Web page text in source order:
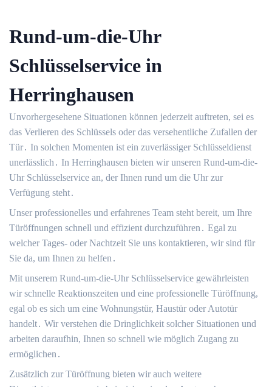
Rund-um-die-Uhr
Schlüsselservice in
Herringhausen
Unvorhergesehene Situationen können jederzeit auftreten, sei es
das Verlieren des Schlüssels oder das versehentliche Zufallen der
Tür․ In solchen Momenten ist ein zuverlässiger Schlüsseldienst
unerlässlich․ In Herringhausen bieten wir unseren Rund-um-die-
Uhr Schlüsselservice an, der Ihnen rund um die Uhr zur
Verfügung steht․
Unser professionelles und erfahrenes Team steht bereit, um Ihre
Türöffnungen schnell und effizient durchzuführen․ Egal zu
welcher Tages- oder Nachtzeit Sie uns kontaktieren, wir sind für
Sie da, um Ihnen zu helfen․
Mit unserem Rund-um-die-Uhr Schlüsselservice gewährleisten
wir schnelle Reaktionszeiten und eine professionelle Türöffnung,
egal ob es sich um eine Wohnungstür, Haustür oder Autotür
handelt․ Wir verstehen die Dringlichkeit solcher Situationen und
arbeiten daraufhin, Ihnen so schnell wie möglich Zugang zu
ermöglichen․
Zusätzlich zur Türöffnung bieten wir auch weitere